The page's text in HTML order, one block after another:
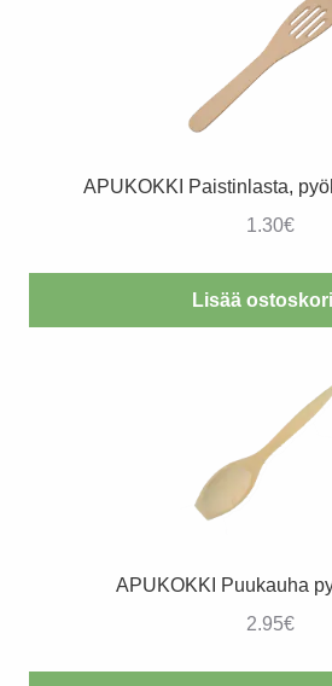
APUKOKKI Paistinlasta,
1.30€
Lisää
APUKOKKI Puukauha
2.95€